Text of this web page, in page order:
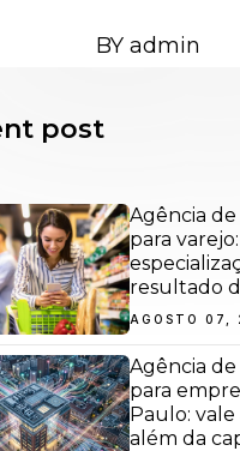
BY admin
post
Agência
para
resultado
AGOSTO 07,
Agência
para
Paulo:
além da